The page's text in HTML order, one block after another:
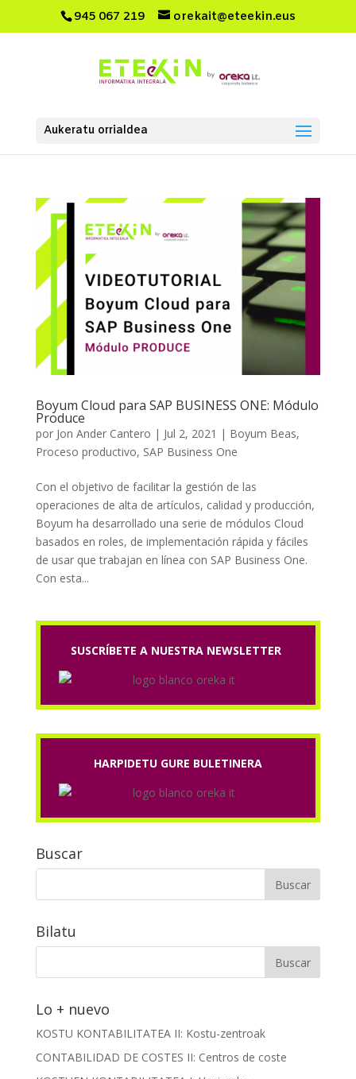
945 067 219 orekait@eteekin.eus
Aukeratu orrialdea
Boyum Cloud para SAP BUSINESS ONE: Módulo
Produce
por Jon Ander Cantero | Jul 2, 2021 | Boyum Beas,
Proceso productivo, SAP Business One
Con el objetivo de facilitar la gestión de las
operaciones de alta de artículos, calidad y producción,
Boyum ha desarrollado una serie de módulos Cloud
basados en roles, de implementación rápida y fáciles
de usar que trabajan en línea con SAP Business One.
Con esta...
SUSCRÍBETE A NUESTRA NEWSLETTER
HARPIDETU GURE BULETINERA
Buscar
Bilatu
Lo + nuevo
KOSTU KONTABILITATEA II: Kostu-zentroak
CONTABILIDAD DE COSTES II: Centros de coste